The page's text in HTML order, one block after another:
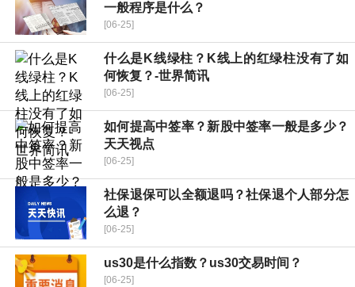
一般程序是什么？
[06-25]
什么是K线绿柱？K线上的红绿柱没有了如
何恢复？-世界简讯
[06-25]
如何提高中签率？新股中签率一般是多少？
天天视点
[06-25]
社保退保可以全额退吗？社保退个人部分怎
么退？
[06-25]
us30是什么指数？us30交易时间？
[06-25]